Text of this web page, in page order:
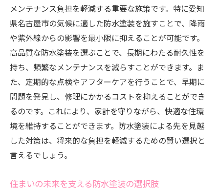
メンテナンス負担を軽減する重要な施策です。特に愛知
県名古屋市の気候に適した防水塗装を施すことで、降雨
や紫外線からの影響を最小限に抑えることが可能です。
高品質な防水塗装を選ぶことで、長期にわたる耐久性を
持ち、頻繁なメンテナンスを減らすことができます。ま
た、定期的な点検やアフターケアを行うことで、早期に
問題を発見し、修理にかかるコストを抑えることができ
るのです。これにより、家計を守りながら、快適な住環
境を維持することができます。防水塗装による先を見越
した対策は、将来的な負担を軽減するための賢い選択と
言えるでしょう。
住まいの未来を支える防水塗装の選択肢